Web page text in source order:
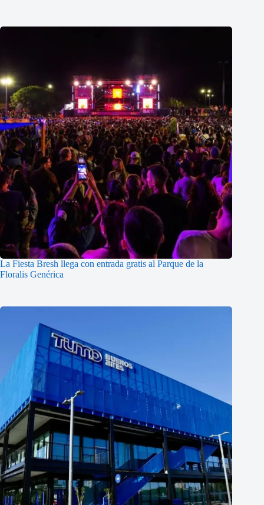
La Fiesta Bresh llega con entrada gratis al Parque de la
Floralis Genérica